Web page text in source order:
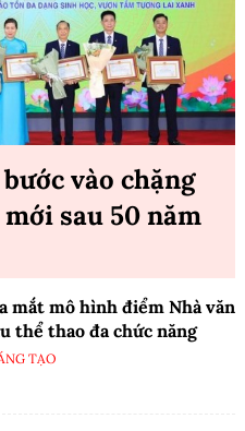
vào chặng
sau 50 năm
mắt mô hình điểm Nhà văn
thể thao đa chức năng
TẠO